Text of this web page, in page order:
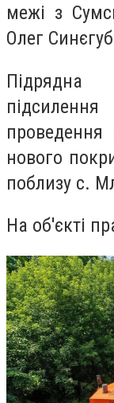
межі з
Олег
Підрядна
проведення
нового
поблизу с.
На об'єкті